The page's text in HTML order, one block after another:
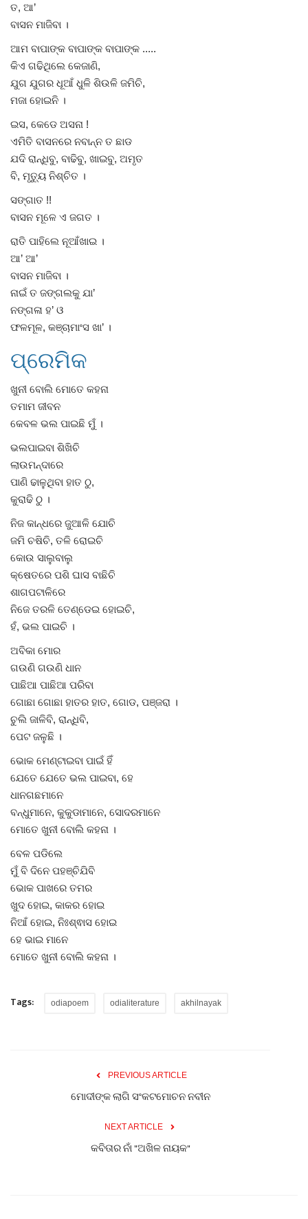
ତ, ଆ’
ବାସନ ମାଜିବା ।
ଆମ ବାପାଙ୍କ ବାପାଙ୍କ ବାପାଙ୍କ .....
କିଏ ଗଢିଥିଲେ କେଜାଣି,
ଯୁଗ ଯୁଗର ଧୂଆଁ ଧୁଳି ଶିଉଳି ଜମିଚି,
ମଜା ହୋଇନି ।
ଇସ, କେଡେ ଅସନା !
ଏମିତି ବାସନରେ ନବାନ୍ନ ତ ଛାଡ
ଯଦି ରାନ୍ଧିବୁ, ବାଢିବୁ, ଖାଇବୁ, ଅମୃତ
ବି, ମୃତ୍ୟୁ ନିଶ୍ଚିତ ।
ସଙ୍ଗାତ !!
ବାସନ ମୂଳେ ଏ ଜଗତ ।
ରାତି ପାହିଲେ ନୂଆଁଖାଇ ।
ଆ’ ଆ’
ବାସନ ମାଜିବା ।
ନାଇଁ ତ ଜଙ୍ଗଲକୁ ଯା’
ନଙ୍ଗଳା ହ’ ଓ
ଫଳମୂଳ, କଞ୍ଚାମାଂସ ଖା’ ।
ପ୍ରେମିକ
ଖୁନୀ ବୋଲି ମୋତେ କହନା
ତମାମ ଜୀବନ
କେବଳ ଭଲ ପାଇଛି ମୁଁ ।
ଭଲପାଇବା ଶିଖିଚି
ଲାଉମନ୍ଦାରେ
ପାଣି ଢାଳୁଥିବା ହାତ ଠୁ,
କୁରାଢି ଠୁ ।
ନିଜ କାନ୍ଧରେ ଜୁଆଳି ଯୋଚି
ଜମି ଚଷିଚି, ତଳି ରୋଇଚି
କୋଉ ସାଲୁବାଲୁ
କ୍ଷେତରେ ପଶି ଘାସ ବାଛିଚି
ଶାଗପଟାଳିରେ
ନିଜେ ତରଳି ତେଣ୍ଡେଇ ହୋଇଚି,
ହଁ, ଭଲ ପାଇଚି ।
ଅବିକା ମୋର
ଗଉଣି ଗଉଣି ଧାନ
ପାଛିଆ ପାଛିଆ ପରିବା
ଗୋଛା ଗୋଛା ହାତର ହାତ, ଗୋଡ, ପଞ୍ଜରା ।
ଚୁଲି ଜାଳିବି, ରାନ୍ଧିବି,
ପେଟ ଜଳୁଛି ।
ଭୋକ ମେଣ୍ଟାଇବା ପାଇଁ ହିଁ
ଯେତେ ଯେତେ ଭଲ ପାଇବା, ହେ
ଧାନଗଛମାନେ
ବନ୍ଧୁମାନେ, କୁକୁଡାମାନେ, ସୋଦରମାନେ
ମୋତେ ଖୁନୀ ବୋଲି କହନା ।
ବେଳ ପଡିଲେ
ମୁଁ ବି ଦିନେ ପହଞ୍ଚିଯିବି
ଭୋକ ପାଖରେ ତମର
ଖୁଦ ହୋଇ, କାକର ହୋଇ
ନିଆଁ ହୋଇ, ନିଃଶ୍ଵାସ ହୋଇ
ହେ ଭାଇ ମାନେ
ମୋତେ ଖୁନୀ ବୋଲି କହନା ।
Tags: odiapoem odialiterature akhilnayak
PREVIOUS ARTICLE
ମୋଦୀଙ୍କ ଲାଗି ସଂକଟମୋଚନ ନବୀନ
NEXT ARTICLE
କବିତାର ନାଁ "ଅଖିଳ ନାୟକ"